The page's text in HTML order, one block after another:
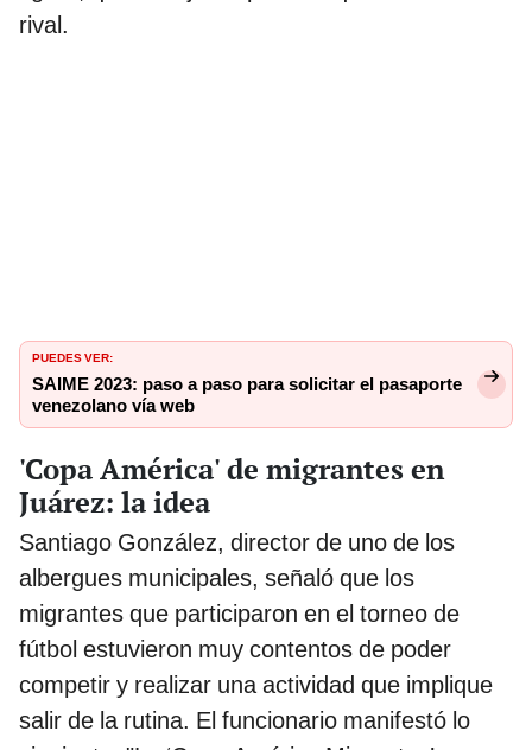
rival.
PUEDES VER:
SAIME 2023: paso a paso para solicitar el pasaporte
venezolano vía web
'Copa América' de migrantes en
Juárez: la idea
Santiago González, director de uno de los
albergues municipales, señaló que los
migrantes que participaron en el torneo de
fútbol estuvieron muy contentos de poder
competir y realizar una actividad que implique
salir de la rutina. El funcionario manifestó lo